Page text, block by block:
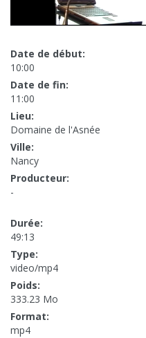
Date de début:
10:00
Date de fin:
11:00
Lieu:
Domaine de l'Asnée
Ville:
Nancy
Producteur:
-
Durée:
49:13
Type:
video/mp4
Poids:
333.23 Mo
Format:
mp4